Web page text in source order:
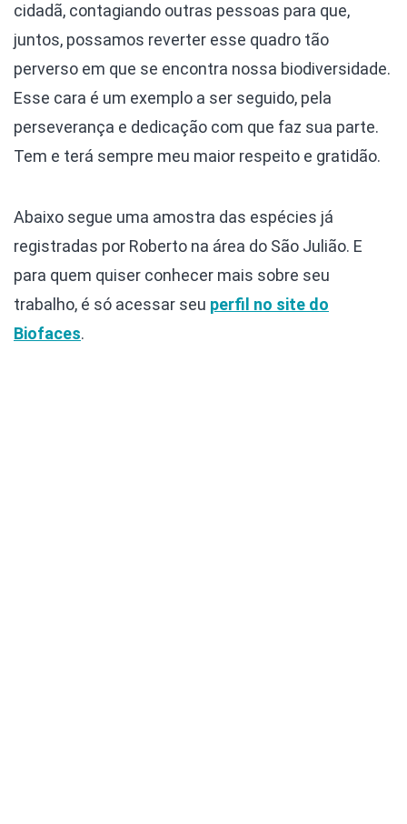
cidadã, contagiando outras pessoas para que,
juntos, possamos reverter esse quadro tão
perverso em que se encontra nossa biodiversidade.
Esse cara é um exemplo a ser seguido, pela
perseverança e dedicação com que faz sua parte.
Tem e terá sempre meu maior respeito e gratidão.
Abaixo segue uma amostra das espécies já
registradas por Roberto na área do São Julião. E
para quem quiser conhecer mais sobre seu
trabalho, é só acessar seu perfil no site do
Biofaces.